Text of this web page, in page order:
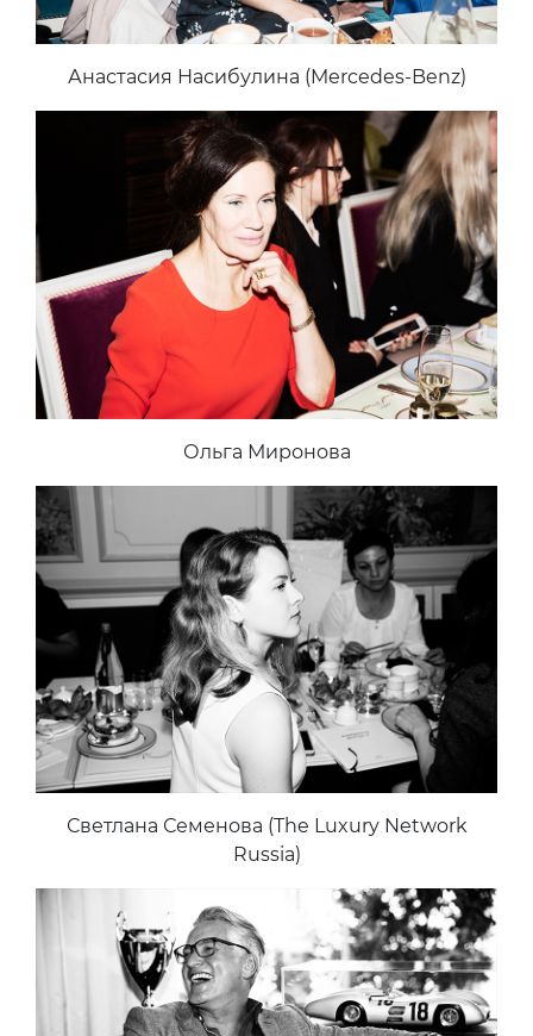
Анастасия Насибулина (Mercedes-Benz)
Ольга Миронова
Светлана Семенова (The Luxury Network
Russia)